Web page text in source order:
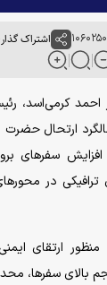
اشتراک
احمد کرمی‌اسد،
سالگرد ارتحال
افزایش سفر‌های
در
ارتقای
بالای سفرها،